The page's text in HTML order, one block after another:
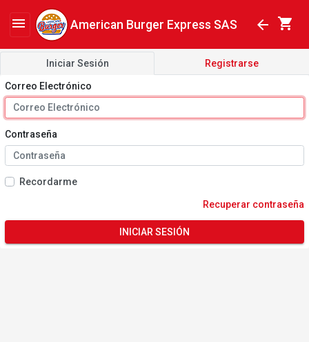
menu American Burger Express SAS arrow_back shopping_cart
Iniciar Sesión Registrarse
Correo Electrónico
Contraseña
Recordarme
Recuperar contraseña